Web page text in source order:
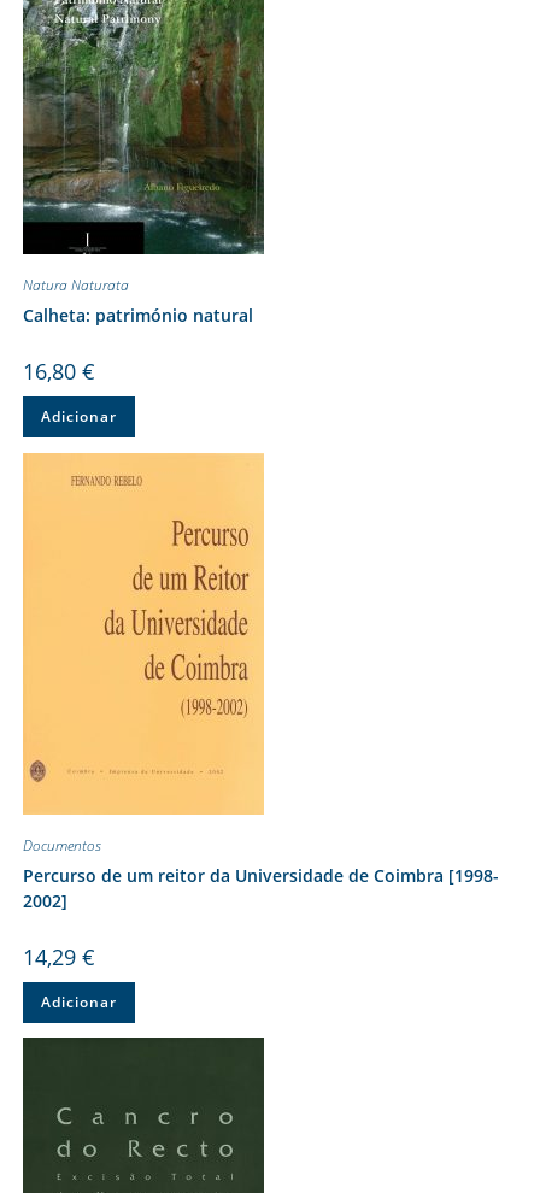
Natura Naturata
Calheta: património natural
16,80 €
Adicionar
Documentos
Percurso de um reitor da Universidade de Coimbra [1998-
2002]
14,29 €
Adicionar